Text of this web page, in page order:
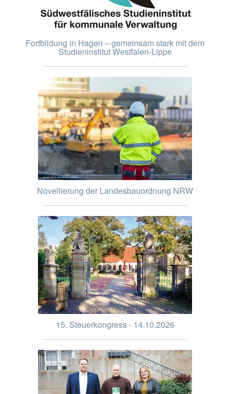
Fortbildung in Hagen – gemeinsam stark mit dem
Studieninstitut Westfalen-Lippe
Novellierung der Landesbauordnung NRW
15. Steuerkongress - 14.10.2026